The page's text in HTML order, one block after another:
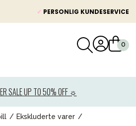
✓ PERSONLIG KUNDESERVICE
SALE UP TO 50% OFF ☼
Ekskluderte varer
Bilstol